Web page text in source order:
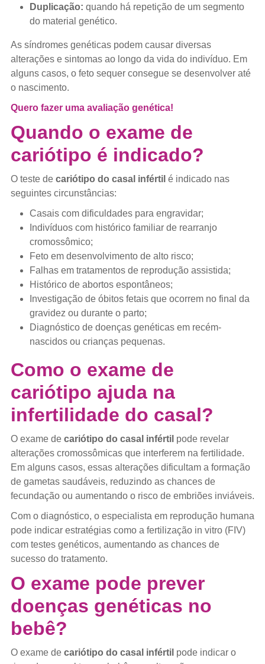
Duplicação: quando há repetição de um segmento
do material genético.
As síndromes genéticas podem causar diversas
alterações e sintomas ao longo da vida do indivíduo. Em
alguns casos, o feto sequer consegue se desenvolver até
o nascimento.
Quero fazer uma avaliação genética!
Quando o exame de
cariótipo é indicado?
O teste de cariótipo do casal infértil é indicado nas
seguintes circunstâncias:
Casais com dificuldades para engravidar;
Indivíduos com histórico familiar de rearranjo
cromossômico;
Feto em desenvolvimento de alto risco;
Falhas em tratamentos de reprodução assistida;
Histórico de abortos espontâneos;
Investigação de óbitos fetais que ocorrem no final da
gravidez ou durante o parto;
Diagnóstico de doenças genéticas em recém-
nascidos ou crianças pequenas.
Como o exame de
cariótipo ajuda na
infertilidade do casal?
O exame de cariótipo do casal infértil pode revelar
alterações cromossômicas que interferem na fertilidade.
Em alguns casos, essas alterações dificultam a formação
de gametas saudáveis, reduzindo as chances de
fecundação ou aumentando o risco de embriões inviáveis.
Com o diagnóstico, o especialista em reprodução humana
pode indicar estratégias como a fertilização in vitro (FIV)
com testes genéticos, aumentando as chances de
sucesso do tratamento.
O exame pode prever
doenças genéticas no
bebê?
O exame de cariótipo do casal infértil pode indicar o